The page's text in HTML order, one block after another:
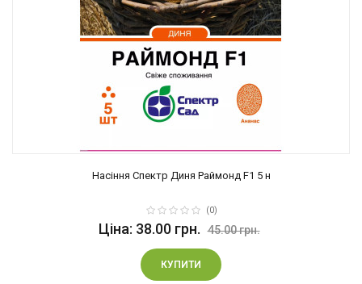
Насіння Спектр Диня Раймонд F1 5 н
(0)
Ціна: 38.00 грн. 45.00 грн.
КУПИТИ